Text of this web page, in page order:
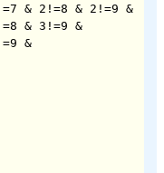
& 2!=8 & 2!=9 &
& 3!=9 &
&